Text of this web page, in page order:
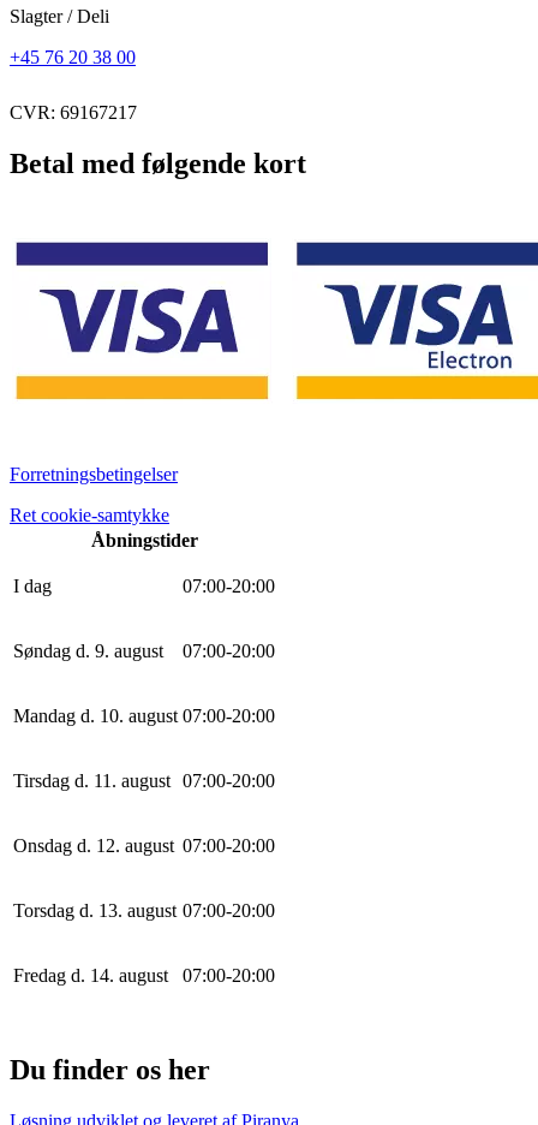
Slagter / Deli
+45 76 20 38 00
CVR: 69167217
Betal med følgende kort
Forretningsbetingelser
Ret cookie-samtykke
Åbningstider
I dag 07:00-20:00
Søndag d. 9. august 07:00-20:00
Mandag d. 10. august 07:00-20:00
Tirsdag d. 11. august 07:00-20:00
Onsdag d. 12. august 07:00-20:00
Torsdag d. 13. august 07:00-20:00
Fredag d. 14. august 07:00-20:00
Du finder os her